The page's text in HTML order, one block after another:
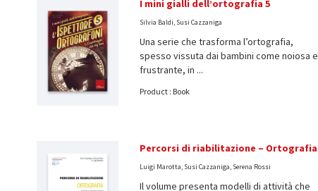
I mini gialli dell’ortografia 5
Silvia Baldi, Susi Cazzaniga
Una serie che trasforma l’ortografia,
spesso vissuta dai bambini come noiosa e
frustrante, in ...
Product : Book
Percorsi di riabilitazione – Ortografia
Luigi Marotta, Susi Cazzaniga, Serena Rossi
Il volume presenta modelli di attività che